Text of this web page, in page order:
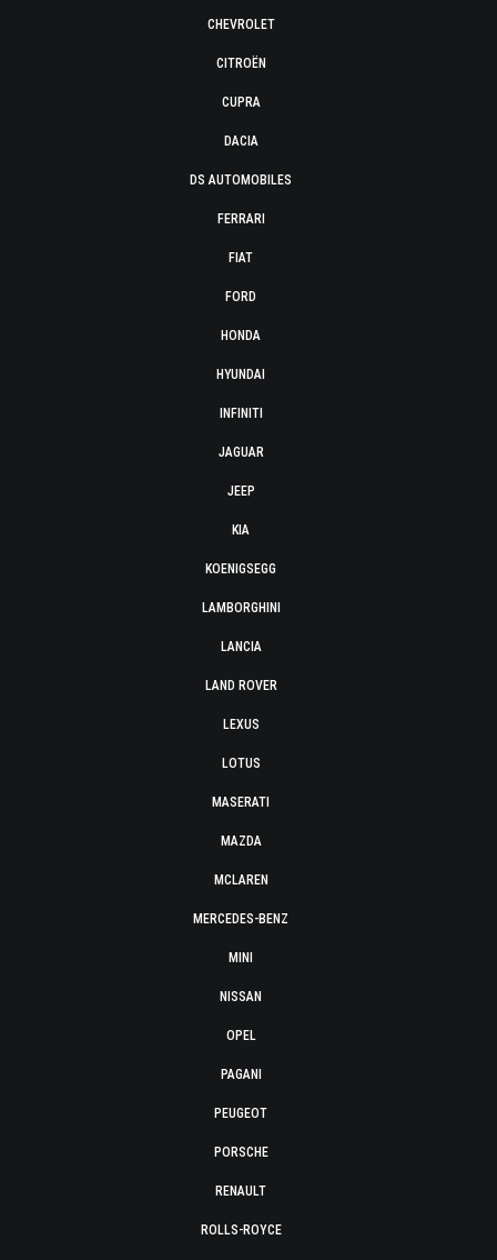
CHEVROLET
CITROËN
CUPRA
DACIA
DS AUTOMOBILES
FERRARI
FIAT
FORD
HONDA
HYUNDAI
INFINITI
JAGUAR
JEEP
KIA
KOENIGSEGG
LAMBORGHINI
LANCIA
LAND ROVER
LEXUS
LOTUS
MASERATI
MAZDA
MCLAREN
MERCEDES-BENZ
MINI
NISSAN
OPEL
PAGANI
PEUGEOT
PORSCHE
RENAULT
ROLLS-ROYCE